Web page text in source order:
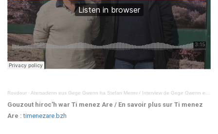
Roudour · Atersadenn eus Gege Gwenn ha Stefan Merrer / Interview de Gege Gwenn et Stéphane Merrer
Gouzout hiroc’h war Ti menez Are / En savoir plus sur Ti menez
Are : timenezare.bzh